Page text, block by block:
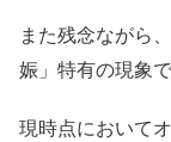
また残念ながら
娠」特有の現象
現時点において